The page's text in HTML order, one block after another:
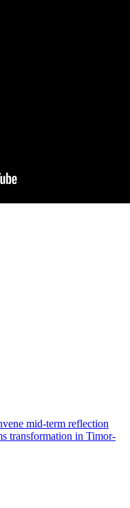
mid-term reflection
transformation in Timor-